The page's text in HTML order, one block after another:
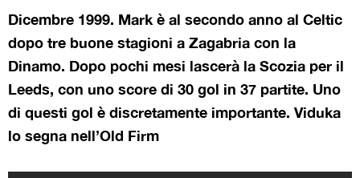
Dicembre 1999. Mark è al secondo anno al Celtic
dopo tre buone stagioni a Zagabria con la
Dinamo. Dopo pochi mesi lascerà la Scozia per il
Leeds, con uno score di 30 gol in 37 partite. Uno
di questi gol è discretamente importante. Viduka
lo segna nell’Old Firm